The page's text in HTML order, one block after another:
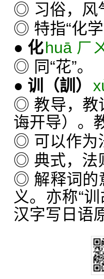
◎ 习俗，风
◎ 特指“化
● 化huā ㄏ
◎ 同“花”。
● 训 （訓）
◎ 教导，教
诲开导）。
◎ 可以作为
◎ 典式，法
◎ 解释词的
义。亦称“
汉字写日语